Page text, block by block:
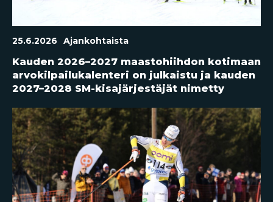
25.6.2026 Ajankohtaista
Kauden 2026–2027 maastohiihdon kotimaan
arvokilpailukalenteri on julkaistu ja kauden
2027–2028 SM-kisajärjestäjät nimetty